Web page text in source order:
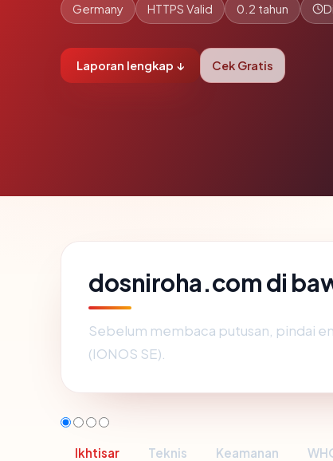
Germany HTTPS Valid 0.2 tahun
Laporan lengkap ↓ Cek Gratis
dosniroha.com di
Sebelum membaca putusan, pindai
(IONOS SE).
Ikhtisar Teknis Keamanan